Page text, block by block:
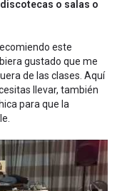
o salas o
este
gustado que me
de las clases . Aquí
llevar, también
para que la